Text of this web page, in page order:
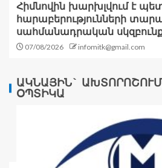
Հիմնովին խարխլվում է
հարաբերությունների
սահմանադրական
07/08/2026 infomitk@gmail.com
ԱԿՆԱՅԻՆ`
ՕՊՏԻԿԱ